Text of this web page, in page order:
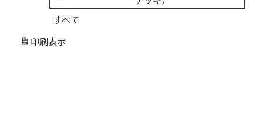
テ
ゴ
リ
すべて
印刷 表示